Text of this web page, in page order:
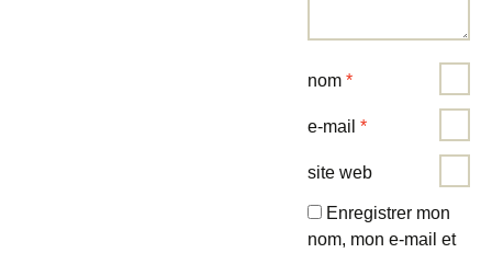
nom *
e-mail *
site web
Enregistrer mon
nom, mon e-mail et